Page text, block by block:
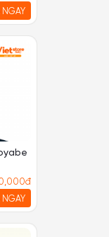
NGAY
đ
NGAY